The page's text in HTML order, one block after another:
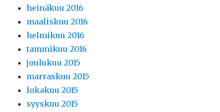
heinäkuu 2016
maaliskuu 2016
helmikuu 2016
tammikuu 2016
joulukuu 2015
marraskuu 2015
lokakuu 2015
syyskuu 2015